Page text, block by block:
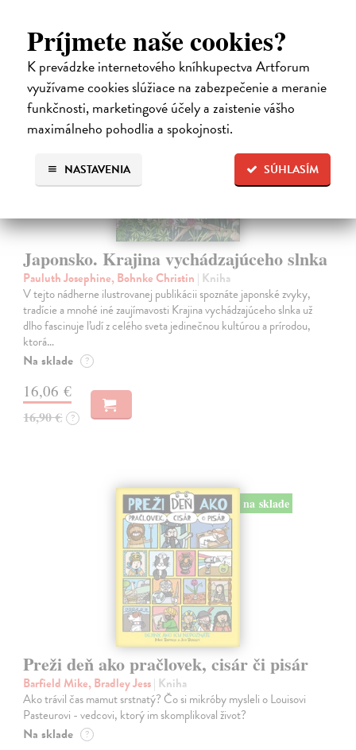
Príjmete naše cookies?
K prevádzke internetového kníhkupectva Artforum
využívame cookies slúžiace na zabezpečenie a meranie
funkčnosti, marketingové účely a zaistenie vášho
maximálneho pohodlia a spokojnosti.
SÚHLASÍM
NASTAVENIA
na sklade
Japonsko. Krajina vychádzajúceho slnka
Pauluth Josephine, Bohnke Christin | Kniha
V tejto nádherne ilustrovanej publikácii spoznáte japonské zvyky,
tradície a mnohé iné zaujímavosti Krajina vychádzajúceho slnka už
dlho fascinuje ľudí z celého sveta jedinečnou kultúrou a prírodou,
ktorá…
Na sklade ?
16,06 €
16,90 € ?
na sklade
Preži deň ako pračlovek, cisár či pisár
Barfield Mike, Bradley Jess| Kniha
Ako trávil čas mamut srstnatý? Čo si mikróby mysleli o Louisovi
Pasteurovi - vedcovi, ktorý im skomplikoval život?
Na sklade ?